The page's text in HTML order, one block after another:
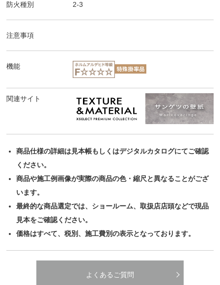
防火種別 2-3
注意事項
機能
関連サイト
商品仕様の詳細は見本帳もしくはデジタルカタログにてご確認
ください。
商品や施工例画像が実際の商品の色・縮尺と異なることがござ
います。
最終的な商品選定では、ショールーム、取扱店店頭などで現品
見本をご確認ください。
価格はすべて、税別、施工費別の表示となっております。
よくあるご質問